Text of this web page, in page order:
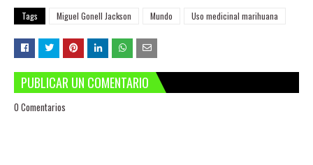
Tags Miguel Gonell Jackson Mundo Uso medicinal marihuana
PUBLICAR UN COMENTARIO
0 Comentarios